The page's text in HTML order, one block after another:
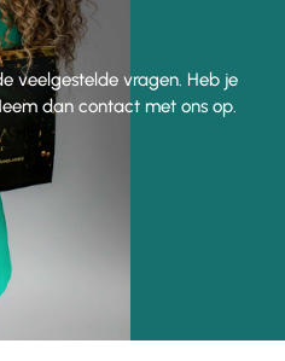
veelgestelde vragen. Heb je
dan contact met ons op.